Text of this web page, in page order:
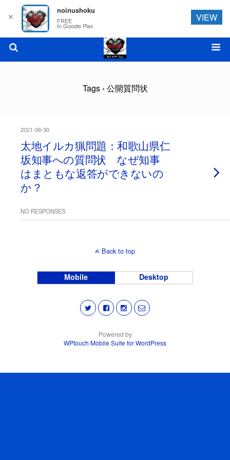
Tags › 公開質問状
2021-06-30
太地イルカ猟問題：和歌山県仁
坂知事への質問状 なぜ知事
はまともな返答ができないの
か？
NO RESPONSES
Back to top
Mobile Desktop
Powered by
WPtouch Mobile Suite for WordPress
✕
noinushoku
FREE
In Google Play
VIEW